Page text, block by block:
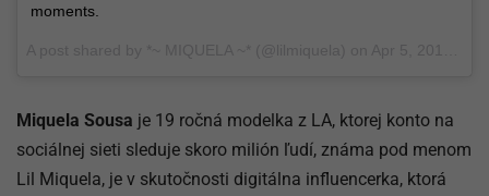
moments.
Miquela Sousa je 19 ročná modelka z LA, ktorej konto na
sociálnej sieti sleduje skoro milión ľudí, známa pod menom
Lil Miquela, je v skutočnosti digitálna influencerka, ktorá